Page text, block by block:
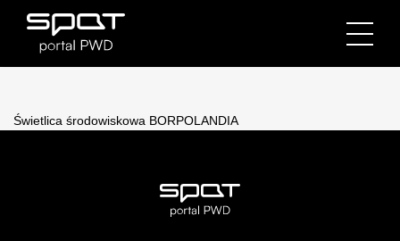
Świetlica środowiskowa BORPOLANDIA